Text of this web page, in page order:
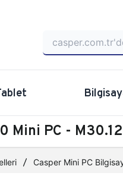
Mini PC -
Casper Mini PC